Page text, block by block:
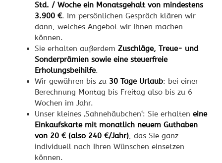
Std. / Woche ein Monatsgehalt von mindestens
3.900 €. Im persönlichen Gespräch klären wir
dann, welches Angebot wir Ihnen machen
können.
Sie erhalten außerdem Zuschläge, Treue- und
Sonderprämien sowie eine steuerfreie
Erholungsbeihilfe.
Wir gewähren bis zu 30 Tage Urlaub: bei einer
Berechnung Montag bis Freitag also bis zu 6
Wochen im Jahr.
Unser kleines ‚Sahnehäubchen‘: Sie erhalten eine
Einkaufskarte mit monatlich neuem Guthaben
von 20 € (also 240 €/Jahr), das Sie ganz
individuell nach Ihren Wünschen einsetzen
können.